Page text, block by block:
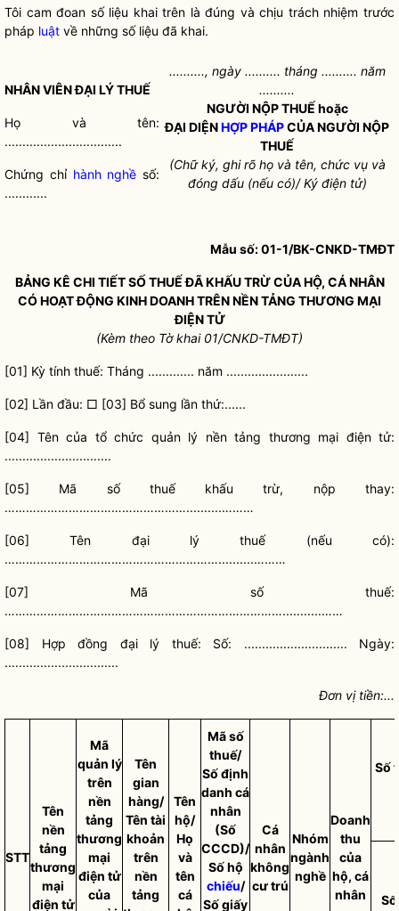
Tôi cam đoan số liệu khai trên là đúng và chịu trách nhiệm trước
pháp luật về những số liệu đã khai.
NHÂN VIÊN ĐẠI LÝ THUẾ
Họ và tên:
.................................
Chứng chỉ hành nghề số:
............
.........., ngày .......... tháng .......... năm
..........
NGƯỜI NỘP THUẾ hoặc
ĐẠI DIỆNHỢP PHÁPCỦA NGƯỜI NỘP
THUẾ
(Chữ ký, ghi rõ họ và tên, chức vụ và
đóng dấu (nếu có)/ Ký điện tử)
Mẫu số: 01-1/BK-CNKD-TMĐT
BẢNG KÊ CHI TIẾT SỐ THUẾ ĐÃ KHẤU TRỪ CỦA HỘ, CÁ NHÂN
CÓ HOẠT ĐỘNG KINH DOANH TRÊN NỀN TẢNG THƯƠNG MẠI
ĐIỆN TỬ
(Kèm theo Tờ khai 01/CNKD-TMĐT)
[01] Kỳ tính thuế: Tháng ............. năm .......................
[02] Lần đầu: □ [03] Bổ sung lần thứ:......
[04] Tên của tổ chức quản lý nền tảng thương mại điện tử:
..............................
[05] Mã số thuế khấu trừ, nộp thay:
……………………………………………..........………
[06] Tên đại lý thuế (nếu có):
……………………………………………………..........………
[07] Mã số thuế:
……………………………………………………………………...........……
[08] Hợp đồng đại lý thuế: Số: ............................. Ngày:
................................
Đơn vị tiền:...
STT
Tên
nền
tảng
thương
mại
điện tử
Mã
quản lý
trên
nền
tảng
thương
mại
điện tử
của
Tên
gian
hàng/
Tên tài
khoản
trên
nền
tảng
Tên
hộ/
Họ
và
tên
cá
Mã số
thuế/
Số định
danh cá
nhân
(Số
CCCD)/
Số hộ
chiếu/
Số giấy
Cá
nhân
không
cư trú
Nhóm
ngành
nghề
Doanh
thu
của
hộ, cá
nhân
Số
Số